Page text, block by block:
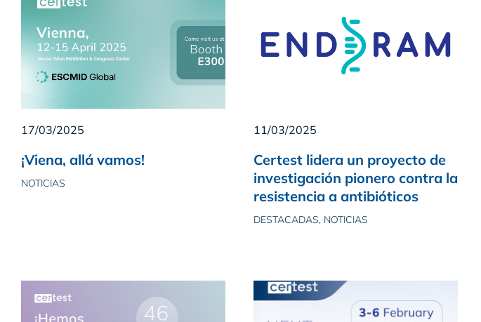
17/03/2025
¡Viena, allá vamos!
NOTICIAS
11/03/2025
Certest lidera un proyecto de
investigación pionero contra la
resistencia a antibióticos
DESTACADAS, NOTICIAS